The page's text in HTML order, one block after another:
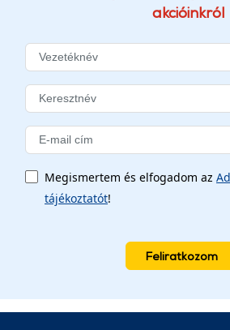
akcióinkról
Megismertem és elfogadom az
tájékoztatót!
Feliratkozom